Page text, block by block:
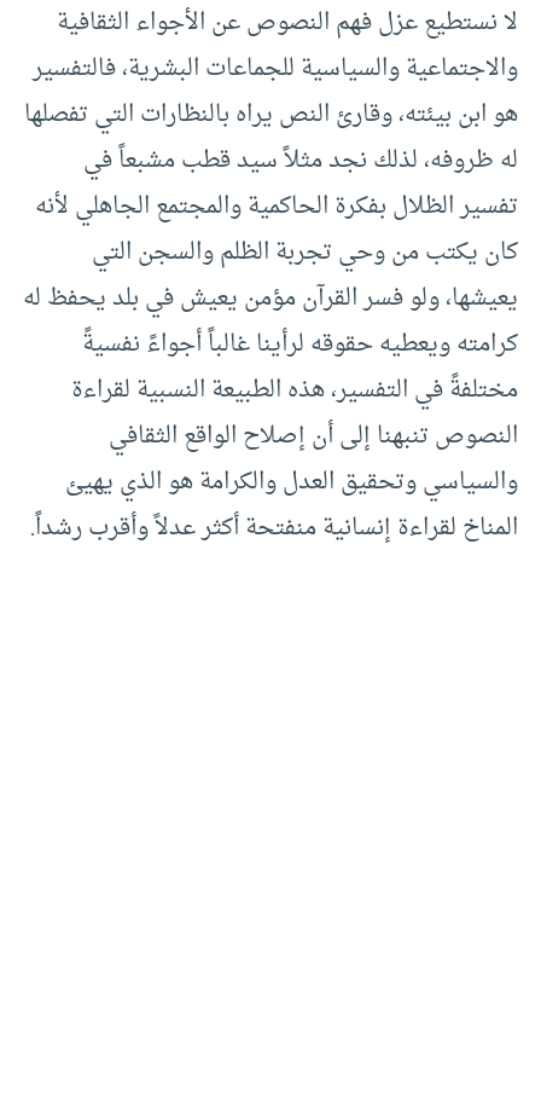
لا نستطيع عزل فهم النصوص عن الأجواء الثقافية
والاجتماعية والسياسية للجماعات البشرية، فالتفسير
هو ابن بيئته، وقارئ النص يراه بالنظارات التي تفصلها
له ظروفه، لذلك نجد مثلاً سيد قطب مشبعاً في
تفسير الظلال بفكرة الحاكمية والمجتمع الجاهلي لأنه
كان يكتب من وحي تجربة الظلم والسجن التي
يعيشها، ولو فسر القرآن مؤمن يعيش في بلد يحفظ له
كرامته ويعطيه حقوقه لرأينا غالباً أجواءً نفسيةً
مختلفةً في التفسير، هذه الطبيعة النسبية لقراءة
النصوص تنبهنا إلى أن إصلاح الواقع الثقافي
والسياسي وتحقيق العدل والكرامة هو الذي يهيئ
المناخ لقراءة إنسانية منفتحة أكثر عدلاً وأقرب رشداً.